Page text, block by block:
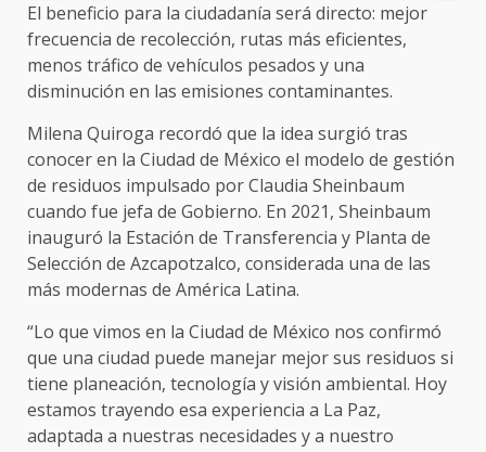
El beneficio para la ciudadanía será directo: mejor
frecuencia de recolección, rutas más eficientes,
menos tráfico de vehículos pesados y una
disminución en las emisiones contaminantes.
Milena Quiroga recordó que la idea surgió tras
conocer en la Ciudad de México el modelo de gestión
de residuos impulsado por Claudia Sheinbaum
cuando fue jefa de Gobierno. En 2021, Sheinbaum
inauguró la Estación de Transferencia y Planta de
Selección de Azcapotzalco, considerada una de las
más modernas de América Latina.
“Lo que vimos en la Ciudad de México nos confirmó
que una ciudad puede manejar mejor sus residuos si
tiene planeación, tecnología y visión ambiental. Hoy
estamos trayendo esa experiencia a La Paz,
adaptada a nuestras necesidades y a nuestro